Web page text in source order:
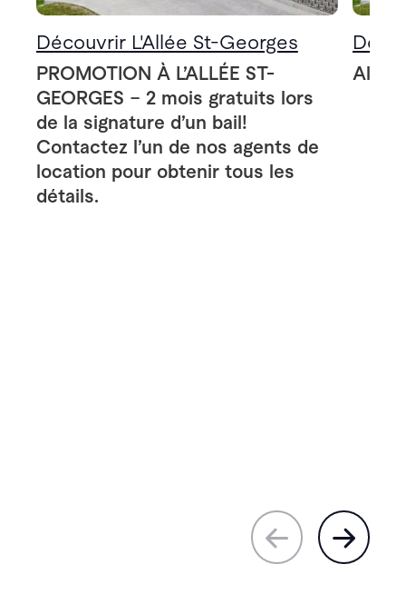
Découvrir L'Allée St-Georges
PROMOTION À L’ALLÉE ST-
GEORGES – 2 mois gratuits lors
de la signature d’un bail!
Contactez l’un de nos agents de
location pour obtenir tous les
détails.
Allée